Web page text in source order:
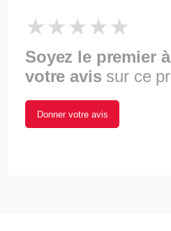
Soyez le premier
votre avis sur ce
Donner votre avis